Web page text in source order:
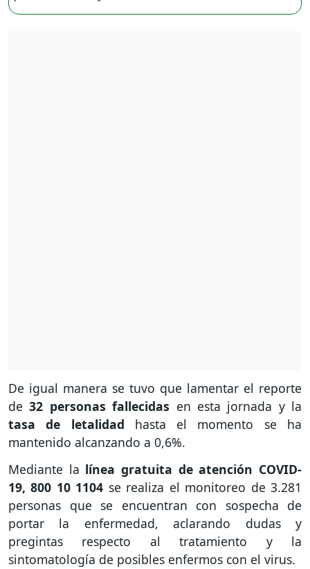
De igual manera se tuvo que lamentar el reporte
de32 personas fallecidas en esta jornada y la
tasa de letalidad hasta el momento se ha
mantenido alcanzando a 0,6%.
Mediante la línea gratuita de atención COVID-
19, 800 10 1104 se realiza el monitoreo de 3.281
personas que se encuentran con sospecha de
portar la enfermedad, aclarando dudas y
pregintas respecto al tratamiento y la
sintomatología de posibles enfermos con el virus.